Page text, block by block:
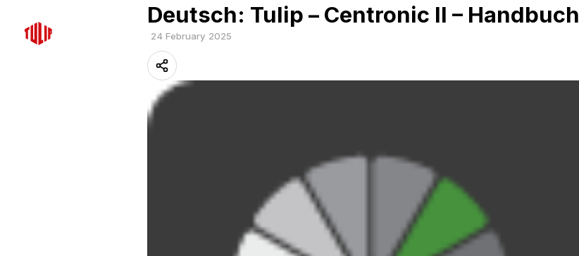
Deutsch: Tulip – Centronic II – Handbuch
24 February 2025